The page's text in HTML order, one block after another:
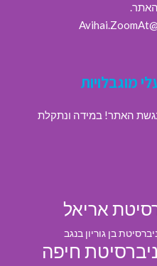
מוגבלויות
האתר! במידה ונתקלת
אריאל
בן גוריון בנגב
חיפה